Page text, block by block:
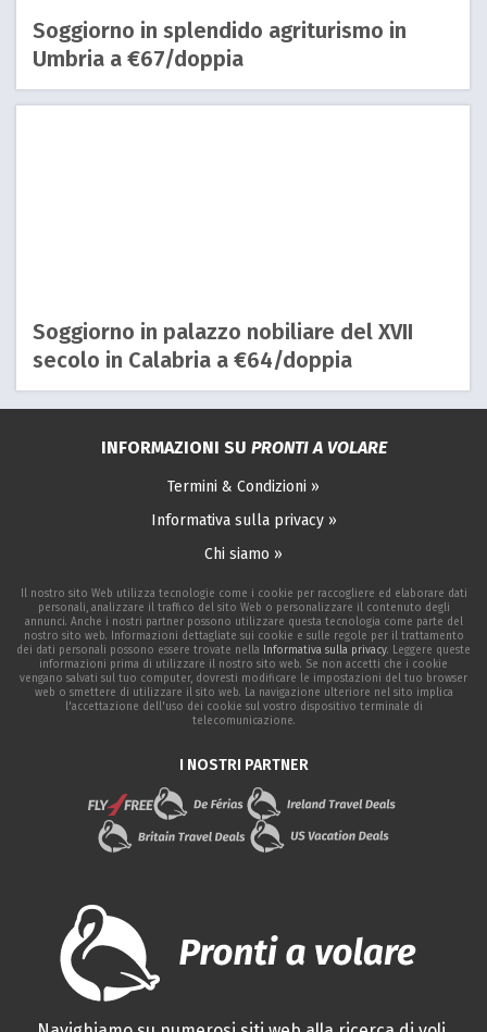
Soggiorno in splendido agriturismo in
Umbria a €67/doppia
Soggiorno in palazzo nobiliare del XVII
secolo in Calabria a €64/doppia
INFORMAZIONI SU PRONTI A VOLARE
Termini & Condizioni »
Informativa sulla privacy »
Chi siamo »
Il nostro sito Web utilizza tecnologie come i cookie per raccogliere ed elaborare dati
personali, analizzare il traffico del sito Web o personalizzare il contenuto degli
annunci. Anche i nostri partner possono utilizzare questa tecnologia come parte del
nostro sito web. Informazioni dettagliate sui cookie e sulle regole per il trattamento
dei dati personali possono essere trovate nella Informativa sulla privacy. Leggere queste
informazioni prima di utilizzare il nostro sito web. Se non accetti che i cookie
vengano salvati sul tuo computer, dovresti modificare le impostazioni del tuo browser
web o smettere di utilizzare il sito web. La navigazione ulteriore nel sito implica
l'accettazione dell'uso dei cookie sul vostro dispositivo terminale di
telecomunicazione.
I NOSTRI PARTNER